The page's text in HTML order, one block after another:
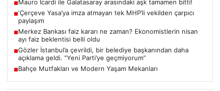
■Mauro Icardi ile Galatasaray arasındaki aşk tamamen bitti!
■‘Çerçeve Yasa’ya imza atmayan tek MHP’li vekilden çarpıcı
paylaşım
■Merkez Bankası faiz kararı ne zaman? Ekonomistlerin nisan
ayı faiz beklentisi belli oldu
■Gözler İstanbul’a çevrildi, bir belediye başkanından daha
açıklama geldi. “Yeni Parti’ye geçmiyorum”
■Bahçe Mutfakları ve Modern Yaşam Mekanları